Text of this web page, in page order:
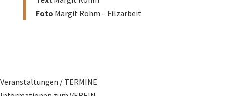
Foto Margit Röhm – Filzarbeit
Veranstaltungen / TERMINE